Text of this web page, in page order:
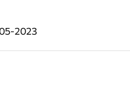
2023